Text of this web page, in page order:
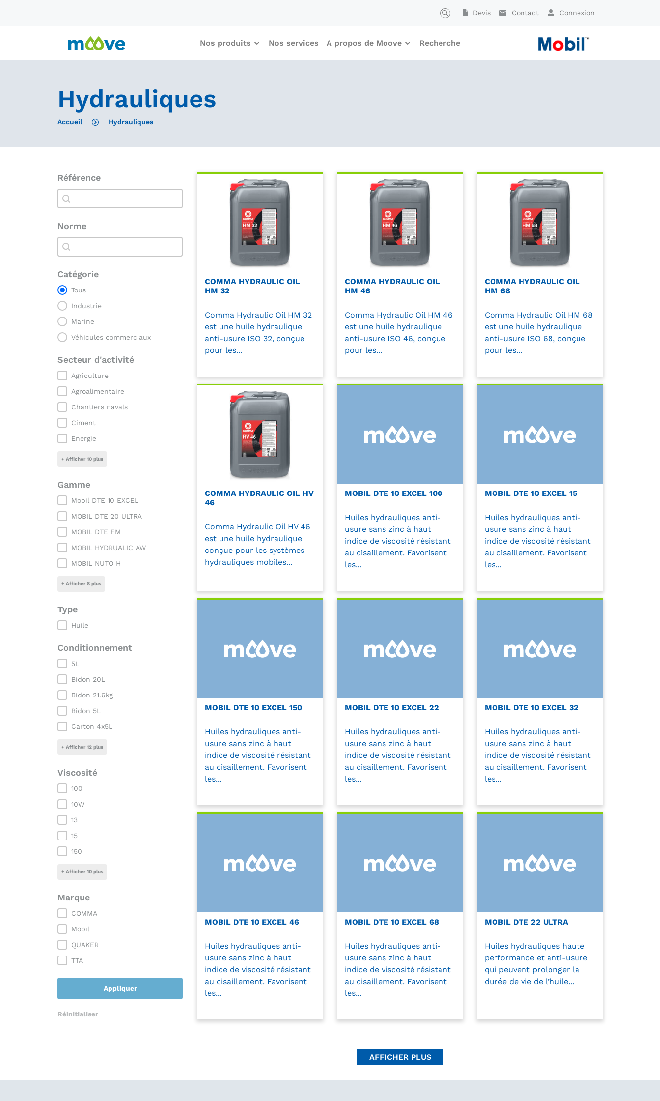
Devis Contact Connexion
Nos produits Nos services A propos de Moove Recherche
Hydrauliques
Accueil Hydrauliques
Référence
Référence
Référence
Norme
Norme
Norme
Catégorie
Catégorie
Tous
Industrie
Marine
Véhicules commerciaux
Secteur d'activité
Secteur d'activité
Agriculture
Agroalimentaire
Chantiers navals
Ciment
Energie
+ Afficher 10 plus
Gamme
Gamme
Mobil DTE 10 EXCEL
MOBIL DTE 20 ULTRA
MOBIL DTE FM
MOBIL HYDRUALIC AW
MOBIL NUTO H
+ Afficher 8 plus
Type
TypeHuile
Conditionnement
Conditionnement
5L
Bidon 20L
Bidon 21.6kg
Bidon 5L
Carton 4x5L
+ Afficher 12 plus
Viscosité
Viscosité
100
10W
13
15
150
+ Afficher 10 plus
Marque
Marque
COMMA
Mobil
QUAKER
TTA
Appliquer
Réinitialiser
COMMA HYDRAULIC OIL
HM 32
Comma Hydraulic Oil HM 32
est une huile hydraulique
anti-usure ISO 32, conçue
pour les...
COMMA HYDRAULIC OIL
HM 46
Comma Hydraulic Oil HM 46
est une huile hydraulique
anti-usure ISO 46, conçue
pour les...
COMMA HYDRAULIC OIL
HM 68
Comma Hydraulic Oil HM 68
est une huile hydraulique
anti-usure ISO 68, conçue
pour les...
COMMA HYDRAULIC OIL HV
46
Comma Hydraulic Oil HV 46
est une huile hydraulique
conçue pour les systèmes
hydrauliques mobiles...
MOBIL DTE 10 EXCEL 100
Huiles hydrauliques anti-
usure sans zinc à haut
indice de viscosité résistant
au cisaillement. Favorisent
les...
MOBIL DTE 10 EXCEL 15
Huiles hydrauliques anti-
usure sans zinc à haut
indice de viscosité résistant
au cisaillement. Favorisent
les...
MOBIL DTE 10 EXCEL 150
Huiles hydrauliques anti-
usure sans zinc à haut
indice de viscosité résistant
au cisaillement. Favorisent
les...
MOBIL DTE 10 EXCEL 22
Huiles hydrauliques anti-
usure sans zinc à haut
indice de viscosité résistant
au cisaillement. Favorisent
les...
MOBIL DTE 10 EXCEL 32
Huiles hydrauliques anti-
usure sans zinc à haut
indice de viscosité résistant
au cisaillement. Favorisent
les...
MOBIL DTE 10 EXCEL 46
Huiles hydrauliques anti-
usure sans zinc à haut
indice de viscosité résistant
au cisaillement. Favorisent
les...
MOBIL DTE 10 EXCEL 68
Huiles hydrauliques anti-
usure sans zinc à haut
indice de viscosité résistant
au cisaillement. Favorisent
les...
MOBIL DTE 22 ULTRA
Huiles hydrauliques haute
performance et anti-usure
qui peuvent prolonger la
durée de vie de l’huile...
AFFICHER PLUS